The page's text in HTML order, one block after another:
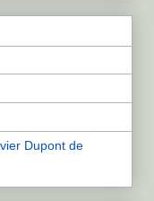
Dupont de